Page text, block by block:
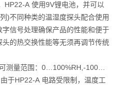
HP22-A使用9V锂电池，并可以
)不同种类的温湿度探头配合使用
字信号处理确保产品的性能和便于
的热交换性能等无须再调节传统
可测量范围：0…100%RH,-100…
于HP22-A 电路受限制，温度工